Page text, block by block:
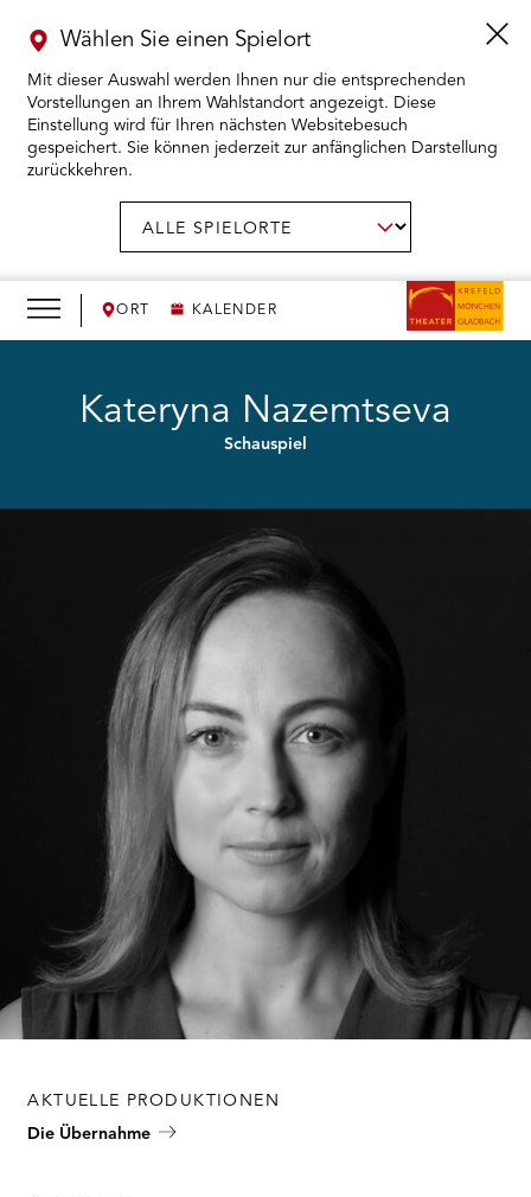
ORT KALENDER
Wählen Sie einen Spielort
Mit dieser Auswahl werden Ihnen nur die entsprechenden
Vorstellungen an Ihrem Wahlstandort angezeigt. Diese
Einstellung wird für Ihren nächsten Websitebesuch
gespeichert. Sie können jederzeit zur anfänglichen Darstellung
zurückkehren.
KARTENKAUF ÖFFNEN
WIR ÖFFNEN
DAS THEATER ÖFFNEN
Kateryna Nazemtseva
Schauspiel
AKTUELLE PRODUKTIONEN
Die Übernahme